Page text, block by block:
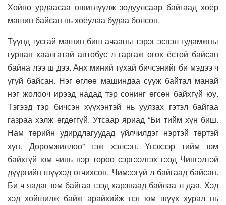
Хойно урдаасаа өшиглүүлж зодуулсаар байгаад хоёр
машин байсан нь хоёулаа будаа болсон.
Түүнд тусгай машин биш ачааны тэрэг эсвэл гудамжны
гурван хаалгатай автобус л гаргаж өгөх ёстой байсан
байна лээ ш дээ. Анх миний тухай бичсэнийг би мэдээ ч
үгүй байсан. Нэг өглөө машиндаа сууж байтал манай
нэг жолооч ирээд надад тэр сонинг өгсөн байхгүй юу.
Тэгээд тэр бичсэн хүүхэнтэй нь уулзах гэтэл байгаа
газраа хэлж өгдөггүй. Утсаар яриад “Би тийм хүн биш.
Нам төрийн удирдлагуудад үйлчилдэг нэртэй төртэй
хүн. Доромжиллоо” гэж хэлсэн. Үнэхээр тийм юм
байхгүй юм чинь нэр төрөө сэргээлгэх гээд Чингэлтэй
дүүргийн шүүхэд өгчихсөн. Чимээгүй л байгаад байсан.
Би ч яадаг юм байгаа гээд харзнаад байлаа л даа. Хэд
хэд хойшилж байж арайхийж нэг юм шүүх хурал нь